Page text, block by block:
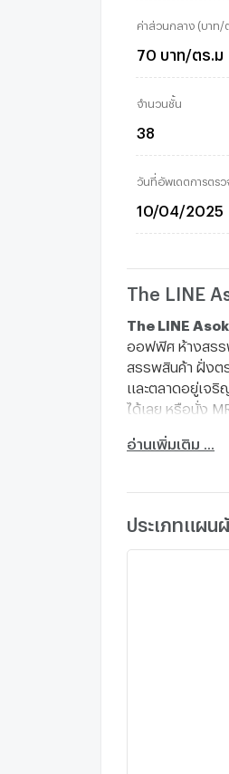
ค่าส่วนกลาง (บาท/
70 บาท/ตร.ม
จำนวนชั้น
38
วันที่อัพเดตการตรว
10/04/2025
The LINE
The LINE
ออฟฟิศ ห้างสรร
สรรพสินค้า ฝั่งต
และตลาดอยู่เจริ
ได้เลย หรือนั่ง
จาก MRT พระร
MRT พระรา
Central พร
Singha
รพ.จักษุรัต
ม.ศรีนครินท
อ่านเพิ่มเติม ...
ประเภทแผน